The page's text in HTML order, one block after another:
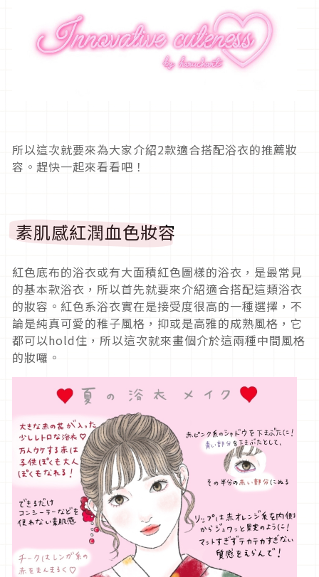
所以這次就要來為大家介紹2款適合搭配浴衣的推薦妝
容。趕快一起來看看吧！
素肌感紅潤血色妝容
紅色底布的浴衣或有大面積紅色圖樣的浴衣，是最常見
的基本款浴衣，所以首先就要來介紹適合搭配這類浴衣
的妝容。紅色系浴衣實在是接受度很高的一種選擇，不
論是純真可愛的稚子風格，抑或是高雅的成熟風格，它
都可以hold住，所以這次就來畫個介於這兩種中間風格
的妝囉。